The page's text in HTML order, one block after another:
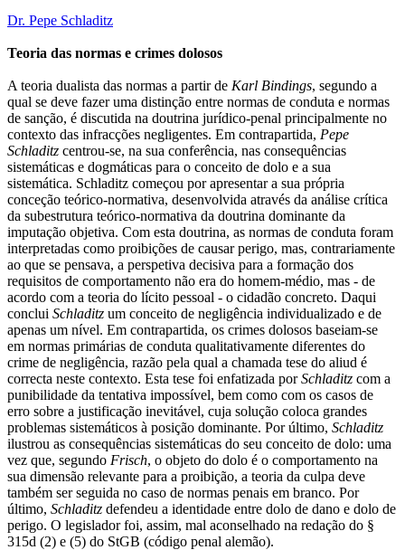
Dr. Pepe Schladitz
Teoria das normas e crimes dolosos
A teoria dualista das normas a partir de Karl Bindings, segundo a
qual se deve fazer uma distinção entre normas de conduta e normas
de sanção, é discutida na doutrina jurídico-penal principalmente no
contexto das infracções negligentes. Em contrapartida, Pepe
Schladitz centrou-se, na sua conferência, nas consequências
sistemáticas e dogmáticas para o conceito de dolo e a sua
sistemática. Schladitz começou por apresentar a sua própria
conceção teórico-normativa, desenvolvida através da análise crítica
da subestrutura teórico-normativa da doutrina dominante da
imputação objetiva. Com esta doutrina, as normas de conduta foram
interpretadas como proibições de causar perigo, mas, contrariamente
ao que se pensava, a perspetiva decisiva para a formação dos
requisitos de comportamento não era do homem-médio, mas - de
acordo com a teoria do lícito pessoal - o cidadão concreto. Daqui
conclui Schladitz um conceito de negligência individualizado e de
apenas um nível. Em contrapartida, os crimes dolosos baseiam-se
em normas primárias de conduta qualitativamente diferentes do
crime de negligência, razão pela qual a chamada tese do aliud é
correcta neste contexto. Esta tese foi enfatizada porSchladitz com a
punibilidade da tentativa impossível, bem como com os casos de
erro sobre a justificação inevitável, cuja solução coloca grandes
problemas sistemáticos à posição dominante. Por último, Schladitz
ilustrou as consequências sistemáticas do seu conceito de dolo: uma
vez que, segundo Frisch, o objeto do dolo é o comportamento na
sua dimensão relevante para a proibição, a teoria da culpa deve
também ser seguida no caso de normas penais em branco. Por
último, Schladitz defendeu a identidade entre dolo de dano e dolo de
perigo. O legislador foi, assim, mal aconselhado na redação do §
315d (2) e (5) do StGB (código penal alemão).